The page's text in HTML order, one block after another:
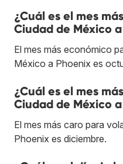
¿Cuál es el mes
Ciudad de México
El mes más económico
México a Phoenix es
¿Cuál es el mes
Ciudad de México
El mes más caro para
Phoenix es diciembre.